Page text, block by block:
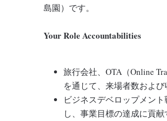
島園）です。
Your Role Accountabilities
旅行会社、OTA（Online
を通じて、来場者数および
ビジネスデベロップメン
し、事業目標の達成に貢献